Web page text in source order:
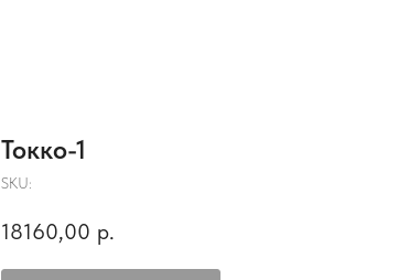
Токко-1
SKU:
18160,00 р.